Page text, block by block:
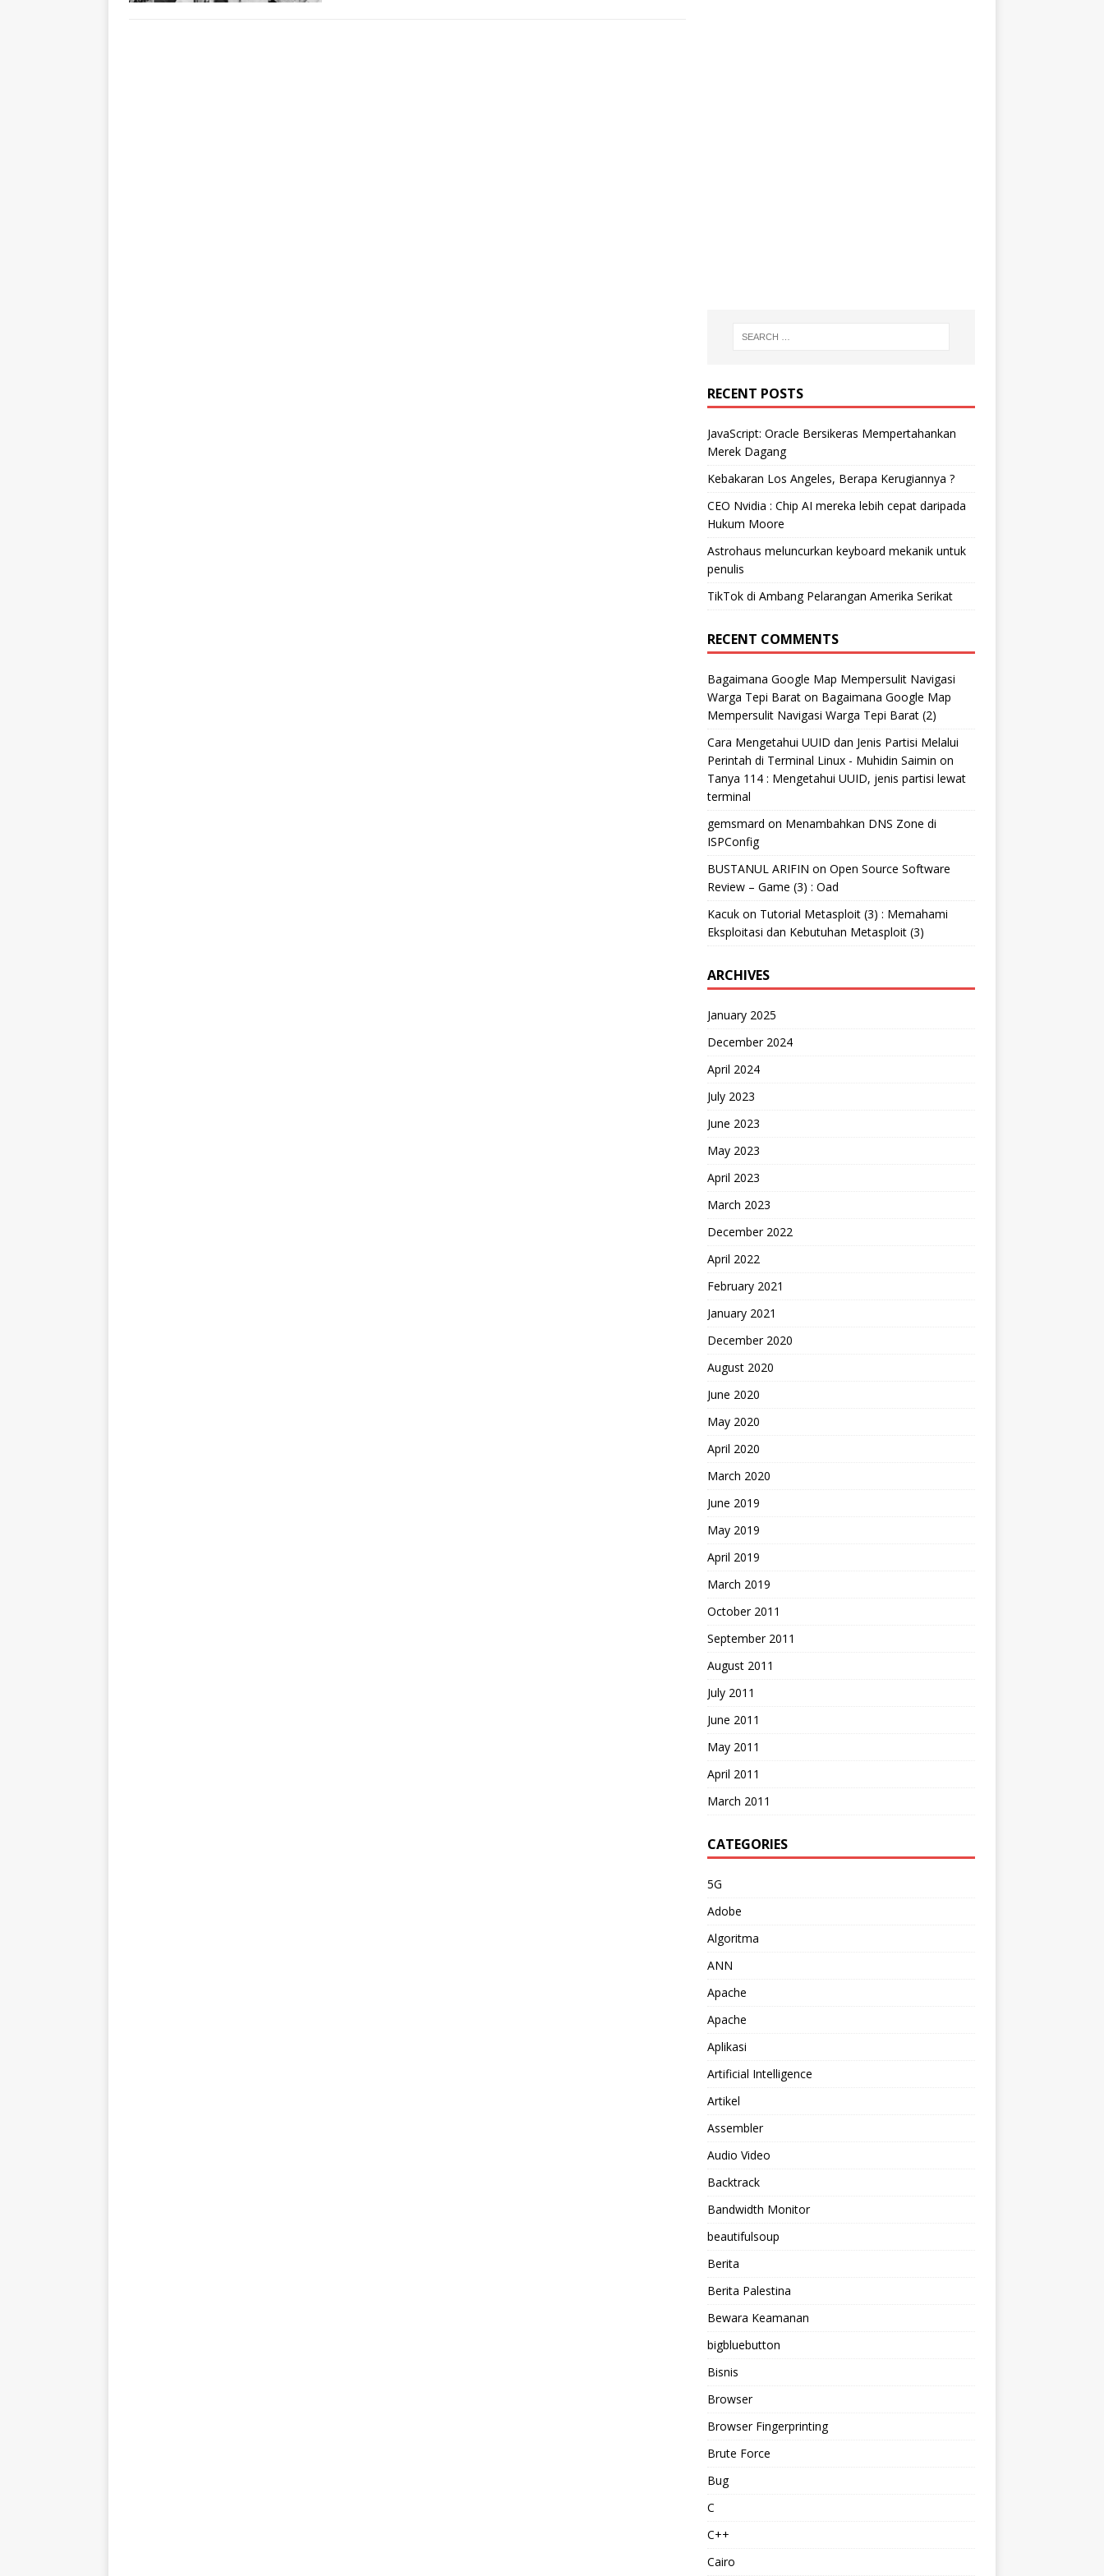
RECENT POSTS
JavaScript: Oracle Bersikeras Mempertahankan
Merek Dagang
Kebakaran Los Angeles, Berapa Kerugiannya ?
CEO Nvidia : Chip AI mereka lebih cepat daripada
Hukum Moore
Astrohaus meluncurkan keyboard mekanik untuk
penulis
TikTok di Ambang Pelarangan Amerika Serikat
RECENT COMMENTS
Bagaimana Google Map Mempersulit Navigasi
Warga Tepi Baraton Bagaimana Google Map
Mempersulit Navigasi Warga Tepi Barat (2)
Cara Mengetahui UUID dan Jenis Partisi Melalui
Perintah di Terminal Linux - Muhidin Saimin on
Tanya 114 : Mengetahui UUID, jenis partisi lewat
terminal
gemsmard on Menambahkan DNS Zone di
ISPConfig
BUSTANUL ARIFIN on Open Source Software
Review – Game (3) : Oad
Kacukon Tutorial Metasploit (3) : Memahami
Eksploitasi dan Kebutuhan Metasploit (3)
ARCHIVES
January 2025
December 2024
April 2024
July 2023
June 2023
May 2023
April 2023
March 2023
December 2022
April 2022
February 2021
January 2021
December 2020
August 2020
June 2020
May 2020
April 2020
March 2020
June 2019
May 2019
April 2019
March 2019
October 2011
September 2011
August 2011
July 2011
June 2011
May 2011
April 2011
March 2011
CATEGORIES
5G
Adobe
Algoritma
ANN
Apache
Apache
Aplikasi
Artificial Intelligence
Artikel
Assembler
Audio Video
Backtrack
Bandwidth Monitor
beautifulsoup
Berita
Berita Palestina
Bewara Keamanan
bigbluebutton
Bisnis
Browser
Browser Fingerprinting
Brute Force
Bug
C
C++
Cairo